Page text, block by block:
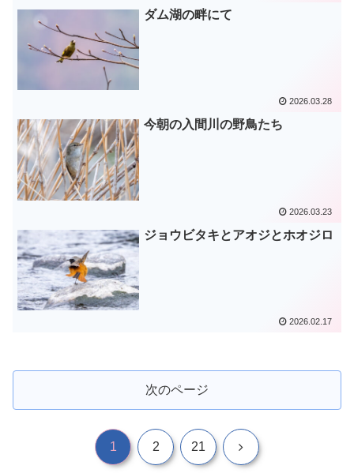
ダム湖の畔にて
2026.03.28
今朝の入間川の野鳥たち
2026.03.23
ジョウビタキとアオジとホオジロ
2026.02.17
次のページ
1 2 21 次